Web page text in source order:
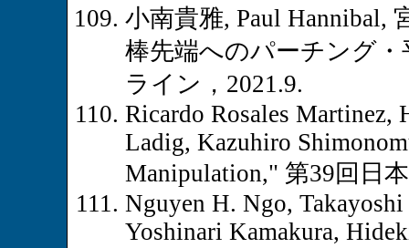
小南貴雅, Paul Hannibal,
棒先端へのパーチング
ライン，2021.9.
Ricardo Rosales Martinez,
Ladig, Kazuhiro
Manipulation," 第39回日
Nguyen H. Ngo,
Yoshinari Kamakura,